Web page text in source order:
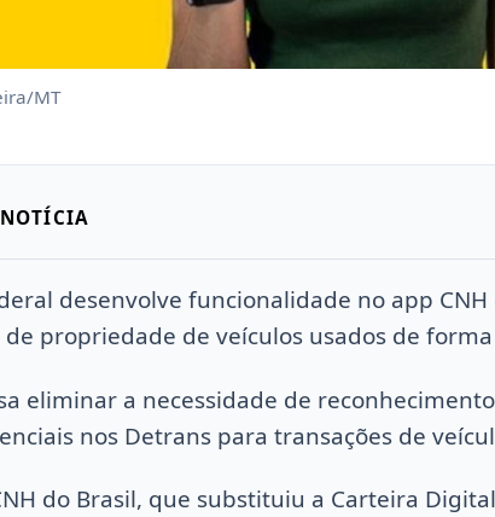
MT
desenvolve funcionalidade no app
propriedade de veículos usados de
eliminar a necessidade de
nos Detrans para transações de
do Brasil, que substituiu a Carteira